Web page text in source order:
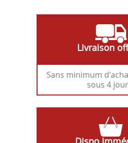
Livraison
Sans minimum
sous 4